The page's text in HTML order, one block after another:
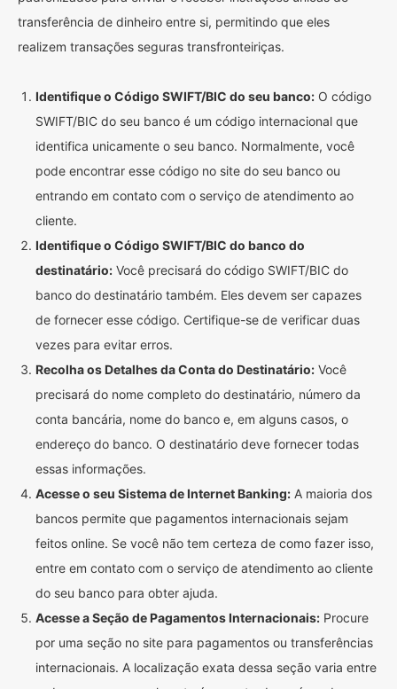
transferência de dinheiro entre si, permitindo que eles
realizem transações seguras transfronteiriças.
Identifique o Código SWIFT/BIC do seu banco: O código
SWIFT/BIC do seu banco é um código internacional que
identifica unicamente o seu banco. Normalmente, você
pode encontrar esse código no site do seu banco ou
entrando em contato com o serviço de atendimento ao
cliente.
Identifique o Código SWIFT/BIC do banco do
destinatário: Você precisará do código SWIFT/BIC do
banco do destinatário também. Eles devem ser capazes
de fornecer esse código. Certifique-se de verificar duas
vezes para evitar erros.
Recolha os Detalhes da Conta do Destinatário: Você
precisará do nome completo do destinatário, número da
conta bancária, nome do banco e, em alguns casos, o
endereço do banco. O destinatário deve fornecer todas
essas informações.
Acesse o seu Sistema de Internet Banking: A maioria dos
bancos permite que pagamentos internacionais sejam
feitos online. Se você não tem certeza de como fazer isso,
entre em contato com o serviço de atendimento ao cliente
do seu banco para obter ajuda.
Acesse a Seção de Pagamentos Internacionais: Procure
por uma seção no site para pagamentos ou transferências
internacionais. A localização exata dessa seção varia entre